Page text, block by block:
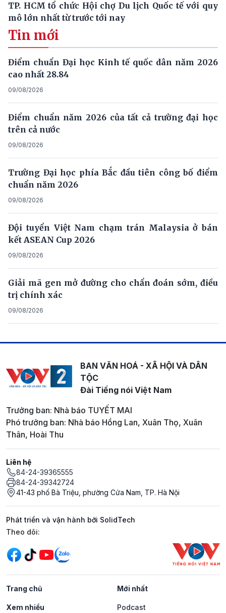
TP. HCM tổ chức Hội chợ Du lịch Quốc tế với quy
mô lớn nhất từ trước tới nay
Tin mới
Điểm chuẩn Đại học Kinh tế quốc dân năm 2026
cao nhất 28.84
09/08/2026
Điểm chuẩn năm 2026 của tất cả trường đại học
trên cả nước
09/08/2026
Trường Đại học phía Bắc đầu tiên công bố điểm
chuẩn năm 2026
09/08/2026
Đội tuyển Việt Nam chạm trán Malaysia ở bán
kết ASEAN Cup 2026
09/08/2026
Giải mã gen mở đường cho chẩn đoán sớm, điều
trị chính xác
09/08/2026
BAN VĂN HOÁ - XÃ HỘI VÀ DÂN
TỘC
Đài Tiếng nói Việt Nam
Trưởng ban: Nhà báo TUYẾT MAI
Phó trưởng ban: Nhà báo Hồng Lan, Xuân Thọ, Xuân
Thân, Hoài Thu
Liên hệ
84-24-39365555
84-24-39342724
41-43 phố Bà Triệu, phường Cửa Nam, TP. Hà Nội
Phát triển và vận hành bởi SolidTech
Mạng xã hội
Theo dõi:
Trang chủ Mới nhất
Xem nhiều Podcast